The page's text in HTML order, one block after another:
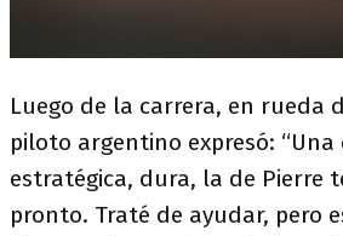
Luego de la carrera, en rueda
piloto argentino expresó: “Una
estratégica, dura, la de Pierre
pronto. Traté de ayudar, pero